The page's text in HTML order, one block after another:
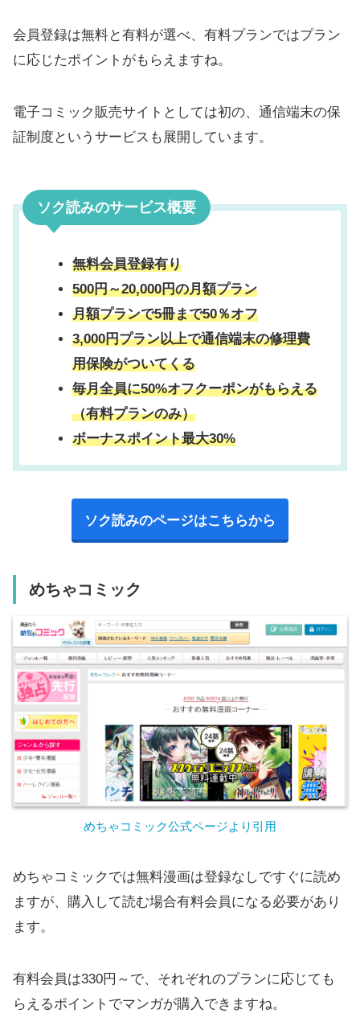
会員登録は無料と有料が選べ、有料プランではプラン
に応じたポイントがもらえますね。
電子コミック販売サイトとしては初の、通信端末の保
証制度というサービスも展開しています。
ソク読みのサービス概要
無料会員登録有り
500円～20,000円の月額プラン
月額プランで5冊まで50％オフ
3,000円プラン以上で通信端末の修理費
用保険がついてくる
毎月全員に50%オフクーポンがもらえる
（有料プランのみ）
ボーナスポイント最大30%
ソク読みのページはこちらから
めちゃコミック
めちゃコミック公式ページより引用
めちゃコミックでは無料漫画は登録なしですぐに読め
ますが、購入して読む場合有料会員になる必要があり
ます。
有料会員は330円～で、それぞれのプランに応じても
らえるポイントでマンガが購入できますね。